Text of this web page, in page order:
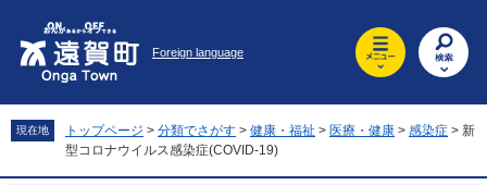
先
頭
を
飛
Foreign language
現在地 トップページ > 分類でさがす > 健康・福祉 > 医療・健康 > 感染症 > 新
型コロナウイルス感染症(COVID-19)